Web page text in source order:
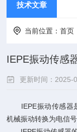
技术文章
当前位置：首页
IEPE振动传感
更新时间：2025-
IEPE振动传感器是
机械振动转换为电信